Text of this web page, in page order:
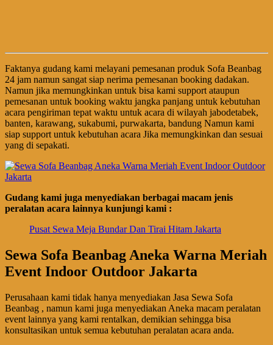
Faktanya gudang kami melayani pemesanan produk Sofa Beanbag
24 jam namun sangat siap nerima pemesanan booking dadakan.
Namun jika memungkinkan untuk bisa kami support ataupun
pemesanan untuk booking waktu jangka panjang untuk kebutuhan
acara pengiriman tepat waktu untuk acara di wilayah jabodetabek,
banten, karawang, sukabumi, purwakarta, bandung Namun kami
siap support untuk kebutuhan acara Jika memungkinkan dan sesuai
yang di sepakati.
Gudang kami juga menyediakan berbagai macam jenis
peralatan acara lainnya kunjungi kami :
Pusat Sewa Meja Bundar Dan Tirai Hitam Jakarta
Sewa Sofa Beanbag Aneka Warna Meriah
Event Indoor Outdoor Jakarta
Perusahaan kami tidak hanya menyediakan Jasa Sewa Sofa
Beanbag , namun kami juga menyediakan Aneka macam peralatan
event lainnya yang kami rentalkan, demikian sehingga bisa
konsultasikan untuk semua kebutuhan peralatan acara anda.